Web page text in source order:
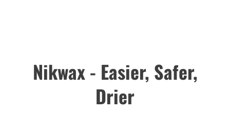
Nikwax - Easier, Safer,
Drier